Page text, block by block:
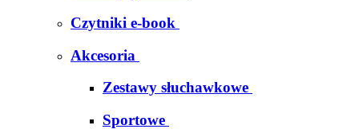
Czytniki e-book
Akcesoria
Zestawy słuchawkowe
Sportowe